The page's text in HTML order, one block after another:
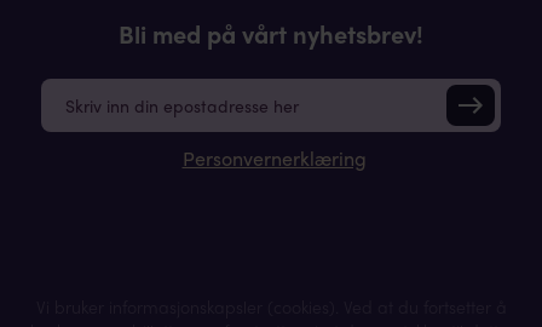
Bli med på vårt nyhetsbrev!
E
a
Personvernerklæring